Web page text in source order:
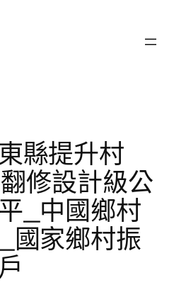
縣提升村
修設計級公
_中國鄉村
國家鄉村振